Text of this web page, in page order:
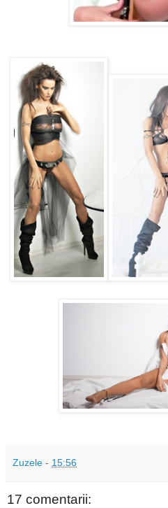
Zuzele - 15:56
17 comentarii: